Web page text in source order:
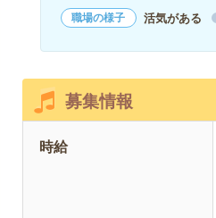
職場の様子 活気がある
募集情報
時給